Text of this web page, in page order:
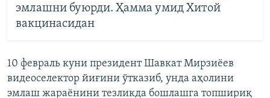
эмлашни буюрди. Ҳамма умид Хитой
вакцинасидан
10 февраль куни президент Шавкат Мирзиёев
видеоселектор йиғини ўтказиб, унда аҳолини
эмлаш жараёнини тезликда бошлашга топшириқ